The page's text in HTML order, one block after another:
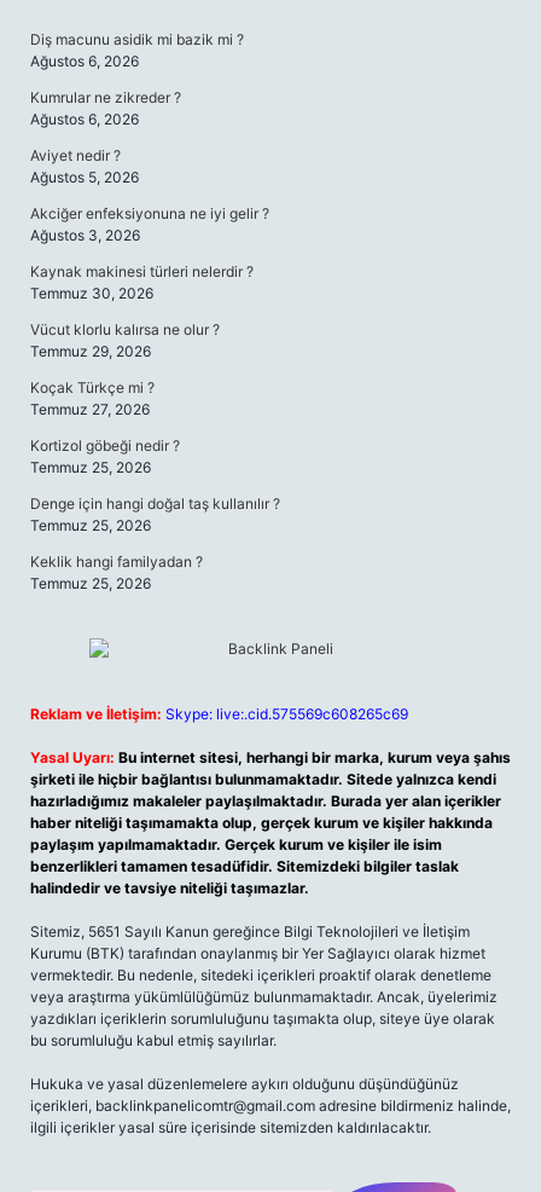
Diş macunu asidik mi bazik mi ?
Ağustos 6, 2026
Kumrular ne zikreder ?
Ağustos 6, 2026
Aviyet nedir ?
Ağustos 5, 2026
Akciğer enfeksiyonuna ne iyi gelir ?
Ağustos 3, 2026
Kaynak makinesi türleri nelerdir ?
Temmuz 30, 2026
Vücut klorlu kalırsa ne olur ?
Temmuz 29, 2026
Koçak Türkçe mi ?
Temmuz 27, 2026
Kortizol göbeği nedir ?
Temmuz 25, 2026
Denge için hangi doğal taş kullanılır ?
Temmuz 25, 2026
Keklik hangi familyadan ?
Temmuz 25, 2026
Reklam ve İletişim: Skype: live:.cid.575569c608265c69
Yasal Uyarı: Bu internet sitesi, herhangi bir marka, kurum veya şahıs
şirketi ile hiçbir bağlantısı bulunmamaktadır. Sitede yalnızca kendi
hazırladığımız makaleler paylaşılmaktadır. Burada yer alan içerikler
haber niteliği taşımamakta olup, gerçek kurum ve kişiler hakkında
paylaşım yapılmamaktadır. Gerçek kurum ve kişiler ile isim
benzerlikleri tamamen tesadüfidir. Sitemizdeki bilgiler taslak
halindedir ve tavsiye niteliği taşımazlar.
Sitemiz, 5651 Sayılı Kanun gereğince Bilgi Teknolojileri ve İletişim
Kurumu (BTK) tarafından onaylanmış bir Yer Sağlayıcı olarak hizmet
vermektedir. Bu nedenle, sitedeki içerikleri proaktif olarak denetleme
veya araştırma yükümlülüğümüz bulunmamaktadır. Ancak, üyelerimiz
yazdıkları içeriklerin sorumluluğunu taşımakta olup, siteye üye olarak
bu sorumluluğu kabul etmiş sayılırlar.
Hukuka ve yasal düzenlemelere aykırı olduğunu düşündüğünüz
içerikleri, backlinkpanelicomtr@gmail.com adresine bildirmeniz halinde,
ilgili içerikler yasal süre içerisinde sitemizden kaldırılacaktır.